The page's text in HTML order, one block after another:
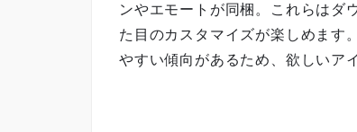
ンやエモートが同梱。これらはダ
た目のカスタマイズが楽しめます
やすい傾向があるため、欲しいア